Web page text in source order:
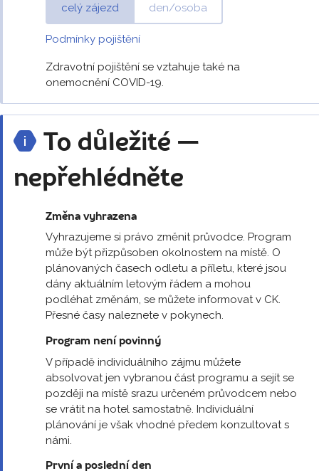
celý zájezd den/osoba
Podmínky pojištění
Zdravotní pojištění se vztahuje také na
onemocnění COVID-19.
To důležité —
nepřehlédněte
Změna vyhrazena
Vyhrazujeme si právo změnit průvodce. Program
může být přizpůsoben okolnostem na místě. O
plánovaných časech odletu a příletu, které jsou
dány aktuálním letovým řádem a mohou
podléhat změnám, se můžete informovat v CK.
Přesné časy naleznete v pokynech.
Program není povinný
V případě individuálního zájmu můžete
absolvovat jen vybranou část programu a sejít se
později na místě srazu určeném průvodcem nebo
se vrátit na hotel samostatně. Individuální
plánování je však vhodné předem konzultovat s
námi.
První a poslední den